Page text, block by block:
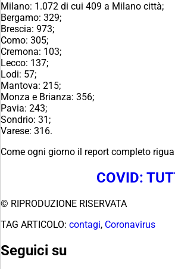
Milano: 1.072 di cui 409 a Milano città;
Bergamo: 329;
Brescia: 973;
Como: 305;
Cremona: 103;
Lecco: 137;
Lodi: 57;
Mantova: 215;
Monza e Brianza: 356;
Pavia: 243;
Sondrio: 31;
Varese: 316.
Come ogni giorno il report completo
COVID:
© RIPRODUZIONE RISERVATA
TAG ARTICOLO: contagi, Coronavirus
Seguici su